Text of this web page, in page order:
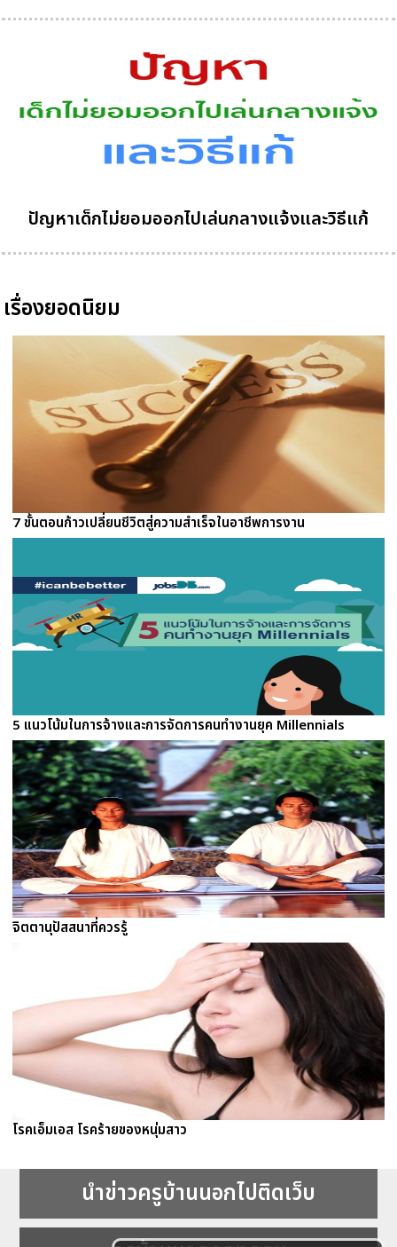
ปัญหาเด็กไม่ยอมออกไปเล่นกลางแจ้งและวิธีแก้
เรื่องยอดนิยม
7 ขั้นตอนก้าวเปลี่ยนชีวิตสู่ความสำเร็จในอาชีพการงาน
5 แนวโน้มในการจ้างและการจัดการคนทำงานยุค Millennials
จิตตานุปัสสนาที่ควรรู้
โรคเอ็มเอส โรคร้ายของหนุ่มสาว
นำข่าวครูบ้านนอกไปติดเว็บ